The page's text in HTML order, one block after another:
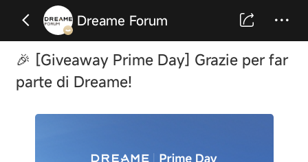
Dreame Forum
🎉 [Giveaway Prime Day] Grazie per far
parte di Dreame!